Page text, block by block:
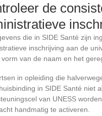
de
die in SIDE Santé zijn
inschrijving aan de
van de naam en het
in opleiding die
in SIDE Santé niet
van UNESS
handmatig te activeren.